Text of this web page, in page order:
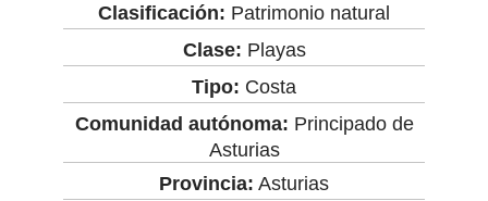
Clasificación: Patrimonio natural
Clase: Playas
Tipo: Costa
Comunidad autónoma: Principado de
Asturias
Provincia: Asturias